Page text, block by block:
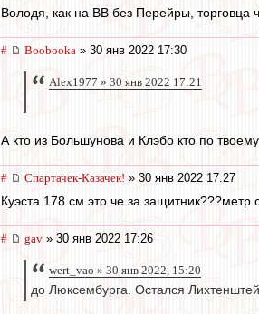
Володя, как на ВВ без Перейры, торговца
# Boobooka » 30 янв 2022 17:30
Alex1977 » 30 янв 2022 17:21
А кто из Большунова и Клэбо кто по
# Спартачек-Казачек! » 30 янв 2022 17:27
Куэста.178 см.это че за защитник???метр
# gav » 30 янв 2022 17:26
wert_vao » 30 янв 2022, 15:20
до Люксембурга. Остался